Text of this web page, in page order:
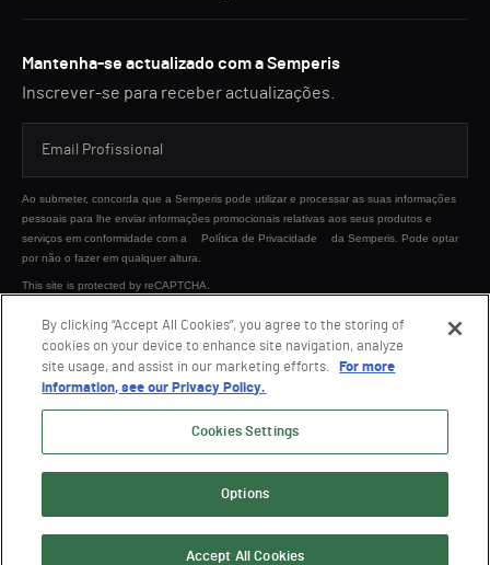
Mantenha-se actualizado com a Semperis
Inscrever-se para receber actualizações.
Ao submeter, concorda que a Semperis pode utilizar e processar as suas informações
pessoais para lhe enviar informações promocionais relativas aos seus produtos e
serviços em conformidade com a
Política de Privacidade
da Semperis. Pode optar
por não o fazer em qualquer altura.
This site is protected by reCAPTCHA.
ENVIAR
© 2026 Semperis. Todos os direitos reservados.
Política de privacidade
Termos de Utilização
By clicking “Accept All Cookies”, you agree to the storing of
cookies on your device to enhance site navigation, analyze
site usage, and assist in our marketing efforts.
For more
information, see our Privacy Policy.
Cookies Settings
Options
Accept All Cookies